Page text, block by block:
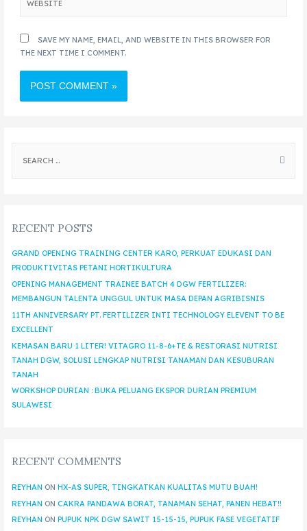
SAVE MY NAME, EMAIL, AND WEBSITE IN THIS BROWSER FOR
THE NEXT TIME I COMMENT.
RECENT POSTS
GRAND OPENING TRAINING CENTER KARO, PERKUAT EDUKASI DAN
PRODUKTIVITAS PETANI HORTIKULTURA
OPENING MANAGEMENT TRAINEE BATCH 4 DGW FERTILIZER:
MEMBANGUN TALENTA UNGGUL UNTUK MASA DEPAN AGRIBISNIS
11TH ANNIVERSARY PT. FERTILIZER INTI TECHNOLOGY ELEVENT TO BE
EXCELLENT
KEMASAN BARU 1 LITER! VITAGRO 11-8-6+TE & RESTORASI NUTRISI
TANAH DGW, SOLUSI LENGKAP NUTRISI TANAMAN DAN KESUBURAN
TANAH
WORKSHOP DURIAN : BUKA PELUANG EKSPOR DURIAN PREMIUM
SULAWESI
RECENT COMMENTS
REYHAN ON HX-AS SUPER, TINGKATKAN KUALITAS MUTU BUAH!
REYHAN ON CAKRA PANDAWA BORAT, TANAMAN SEHAT, PANEN HEBAT!!
REYHAN ON PUPUK NPK DGW SAWIT 15-15-15, PUPUK FASE VEGETATIF